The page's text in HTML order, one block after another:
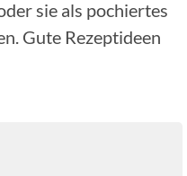
sie als pochiertes
Gute Rezeptideen